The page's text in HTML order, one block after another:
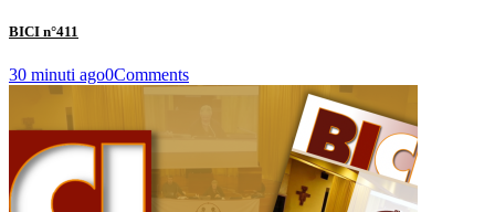
BICI n°411
30 minuti ago0Comments